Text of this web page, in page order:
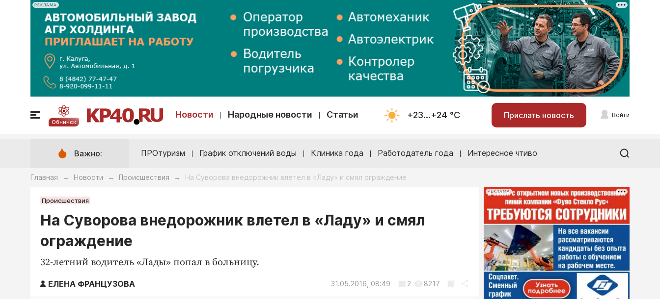
РЕКЛАМА
Обнинск
Новости Народные новости Статьи +23...+24 °С Прислать новость Войти
Важно: ПРОтуризм График отключений воды Клиника года Работодатель года Интересное чтиво
Главная → Новости → Происшествия → На Суворова внедорожник влетел в «Ладу» и смял ограждение
Происшествия
На Суворова внедорожник влетел в «Ладу» и смял
ограждение
32-летний водитель «Лады» попал в больницу.
ЕЛЕНА ФРАНЦУЗОВА 31.05.2016, 08:49 2 8217
РЕКЛАМА